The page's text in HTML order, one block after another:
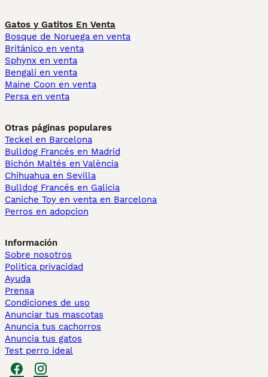
Gatos y Gatitos En Venta
Bosque de Noruega en venta
Británico en venta
Sphynx en venta
Bengalí en venta
Maine Coon en venta
Persa en venta
Otras páginas populares
Teckel en Barcelona
Bulldog Francés en Madrid
Bichón Maltés en València
Chihuahua en Sevilla
Bulldog Francés en Galicia
Caniche Toy en venta en Barcelona
Perros en adopcion
Información
Sobre nosotros
Politica privacidad
Ayuda
Prensa
Condiciones de uso
Anunciar tus mascotas
Anuncia tus cachorros
Anuncia tus gatos
Test perro ideal